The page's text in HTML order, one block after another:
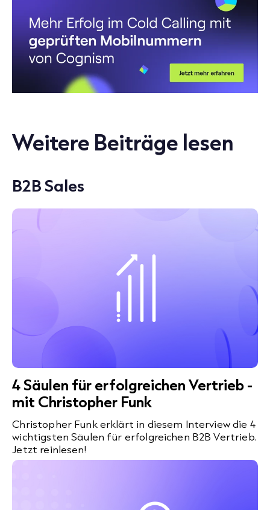
Weitere Beiträge lesen
B2B Sales
4 Säulen für erfolgreichen Vertrieb -
mit Christopher Funk
Christopher Funk erklärt in diesem Interview die 4
wichtigsten Säulen für erfolgreichen B2B Vertrieb.
Jetzt reinlesen!